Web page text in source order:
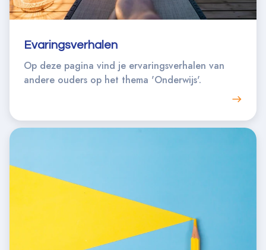
Evaringsverhalen
Op deze pagina vind je ervaringsverhalen van
andere ouders op het thema 'Onderwijs'.